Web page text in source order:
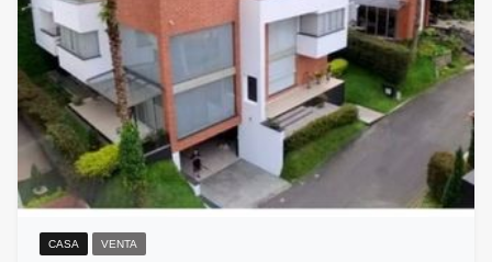
CASA VENTA